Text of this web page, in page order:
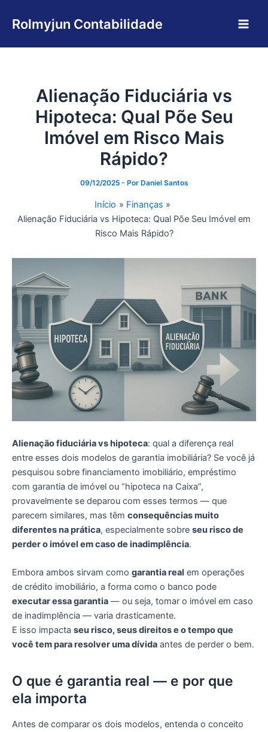
para
conteúdo
Rolmyjun Contabilidade
Alienação Fiduciária vs
Hipoteca: Qual Põe Seu
Imóvel em Risco Mais
Rápido?
09/12/2025 - Por Daniel Santos
Início
Finanças
Alienação Fiduciária vs Hipoteca: Qual Põe Seu Imóvel em
Risco Mais Rápido?
Alienação fiduciária vs hipoteca: qual a diferença real
entre esses dois modelos de garantia imobiliária? Se você já
pesquisou sobre financiamento imobiliário, empréstimo
com garantia de imóvel ou “hipoteca na Caixa”,
provavelmente se deparou com esses termos — que
parecem similares, mas têm consequências muito
diferentes na prática, especialmente sobre seu risco de
perder o imóvel em caso de inadimplência.
Embora ambos sirvam como garantia real em operações
de crédito imobiliário, a forma como o banco pode
executar essa garantia — ou seja, tomar o imóvel em caso
de inadimplência — varia drasticamente.
E isso impacta seu risco, seus direitos e o tempo que
você tem para resolver uma dívida antes de perder o bem.
O que é garantia real — e por que
ela importa
Antes de comparar os dois modelos, entenda o conceito